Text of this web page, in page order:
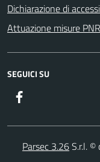
Dichiarazione di
Attuazione misure
SEGUICI SU
Parsec 3.26S.r.l.